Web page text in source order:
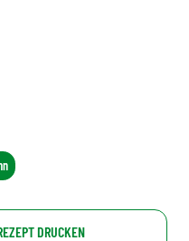
DRUCKEN